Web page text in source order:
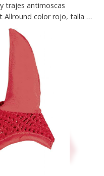
trajes antimoscas
Orejeras HKM Sports Equipment Allround color rojo, talla COB